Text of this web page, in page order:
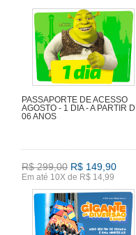
PASSAPORTE DE ACESSO
AGOSTO - 1 DIA - A PARTIR
06 ANOS
R$ 299,00 R$ 149,90
Em até 10X de R$ 14,99